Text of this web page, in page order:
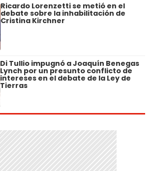
Ricardo Lorenzetti se metió en el
debate sobre la inhabilitación de
Cristina Kirchner
Di Tullio impugnó a Joaquín Benegas
Lynch por un presunto conflicto de
intereses en el debate de la Ley de
Tierras